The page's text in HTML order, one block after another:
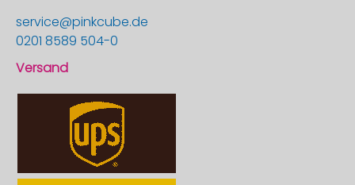
service@pinkcube.de
0201 8589 504-0
Versand